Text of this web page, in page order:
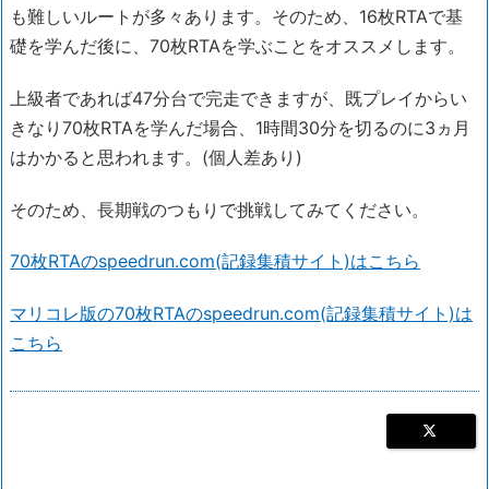
も難しいルートが多々あります。そのため、16枚RTAで基
礎を学んだ後に、70枚RTAを学ぶことをオススメします。
上級者であれば47分台で完走できますが、既プレイからい
きなり70枚RTAを学んだ場合、1時間30分を切るのに3ヵ月
はかかると思われます。(個人差あり)
そのため、長期戦のつもりで挑戦してみてください。
70枚RTAのspeedrun.com(記録集積サイト)はこちら
マリコレ版の70枚RTAのspeedrun.com(記録集積サイト)は
こちら